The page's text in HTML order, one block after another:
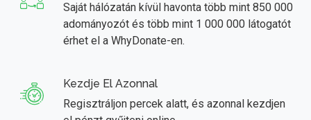
Saját hálózatán kívül havonta több mint 850 000
adományozót és több mint 1 000 000 látogatót
érhet el a WhyDonate-en.
Kezdje El Azonnal
Regisztráljon percek alatt, és azonnal kezdjen